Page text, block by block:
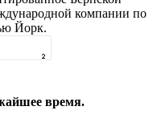
компании по
Йорк.
время.